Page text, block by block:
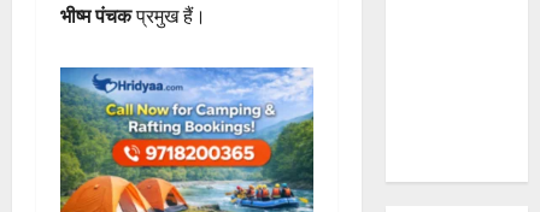
भीष्म पंचकप्रमुख हैं।